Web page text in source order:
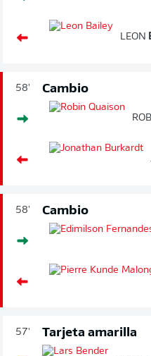
LEON
58' Cambio
58' Cambio
57' Tarjeta amarilla